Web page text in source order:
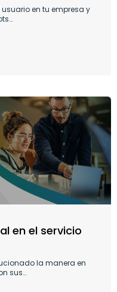
usuario en tu empresa y
en el servicio
la manera en
sus…